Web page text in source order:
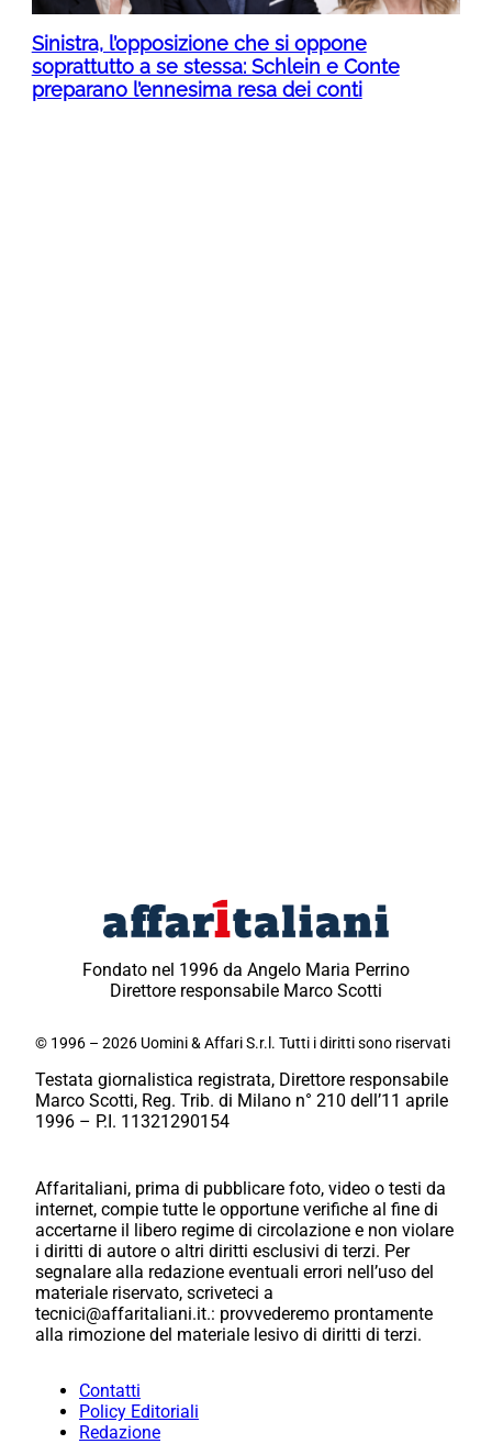
Sinistra, l’opposizione che si oppone
soprattutto a se stessa: Schlein e Conte
preparano l’ennesima resa dei conti
Fondato nel 1996 da Angelo Maria Perrino
Direttore responsabile Marco Scotti
© 1996 – 2026 Uomini & Affari S.r.l. Tutti i diritti sono riservati
Testata giornalistica registrata, Direttore responsabile
Marco Scotti, Reg. Trib. di Milano n° 210 dell’11 aprile
1996 – P.I. 11321290154
Affaritaliani, prima di pubblicare foto, video o testi da
internet, compie tutte le opportune verifiche al fine di
accertarne il libero regime di circolazione e non violare
i diritti di autore o altri diritti esclusivi di terzi. Per
segnalare alla redazione eventuali errori nell’uso del
materiale riservato, scriveteci a
tecnici@affaritaliani.it.: provvederemo prontamente
alla rimozione del materiale lesivo di diritti di terzi.
Contatti
Policy Editoriali
Redazione